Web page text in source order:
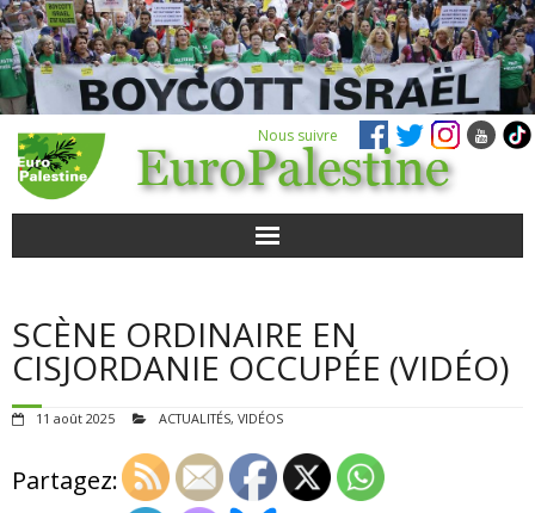
Nous suivre
POUR AGIR
SCÈNE ORDINAIRE EN
CISJORDANIE OCCUPÉE (VIDÉO)
11 août 2025 ACTUALITÉS, VIDÉOS
Partagez: